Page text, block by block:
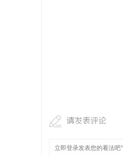
请发表评论